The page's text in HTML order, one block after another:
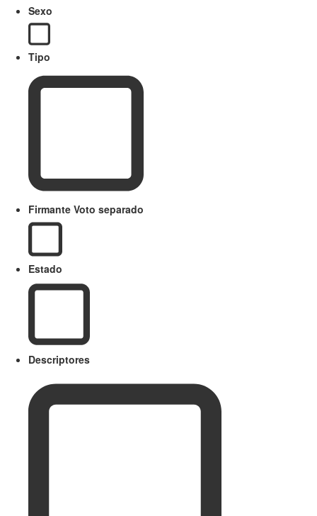
Sexo
Tipo
Firmante Voto separado
Estado
Descriptores